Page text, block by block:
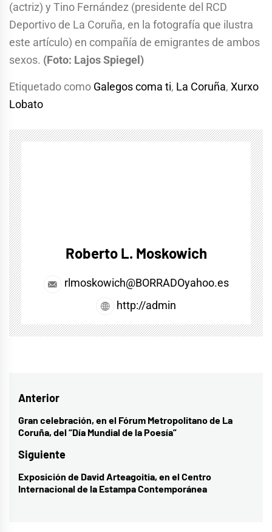
(actriz) y Tino Fernández (presidente del RCD
Deportivo de La Coruña, en la fotografía que ilustra
este artículo) en compañía de emigrantes de ambos
sexos. (Foto: Lajos Spiegel)
Etiquetado como Galegos coma ti, La Coruña, Xurxo
Lobato
Roberto L. Moskowich
rlmoskowich@BORRADOyahoo.es
http://admin
Navegación
de
entradas
Anterior
Entrada
anterior:
Gran celebración, en el Fórum Metropolitano de La
Coruña, del “Día Mundial de la Poesía”
Siguiente
Entrada
siguiente:
Exposición de David Arteagoitia, en el Centro
Internacional de la Estampa Contemporánea